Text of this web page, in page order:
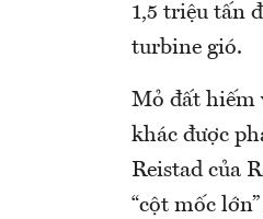
1,5 triệu tấn
turbine gió.
Mỏ đất hiếm
khác được
Reistad của
“cột mốc